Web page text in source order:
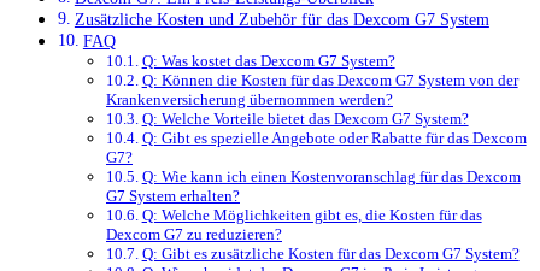
Zusätzliche Kosten und Zubehör für das Dexcom G7 System
FAQ
Q: Was kostet das Dexcom G7 System?
Q: Können die Kosten für das Dexcom G7 System von der
Krankenversicherung übernommen werden?
Q: Welche Vorteile bietet das Dexcom G7 System?
Q: Gibt es spezielle Angebote oder Rabatte für das Dexcom
G7?
Q: Wie kann ich einen Kostenvoranschlag für das Dexcom
G7 System erhalten?
Q: Welche Möglichkeiten gibt es, die Kosten für das
Dexcom G7 zu reduzieren?
Q: Gibt es zusätzliche Kosten für das Dexcom G7 System?